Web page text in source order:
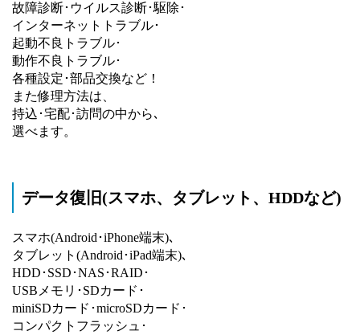
故障診断･ウイルス診断･駆除･
インターネットトラブル･
起動不良トラブル･
動作不良トラブル･
各種設定･部品交換など！
また修理方法は、
持込･宅配･訪問の中から､
選べます。
データ復旧(スマホ、タブレット、HDDなど)
スマホ(Android･iPhone端末)､
タブレット(Android･iPad端末)､
HDD･SSD･NAS･RAID･
USBメモリ･SDカード･
miniSDカード･microSDカード･
コンパクトフラッシュ･